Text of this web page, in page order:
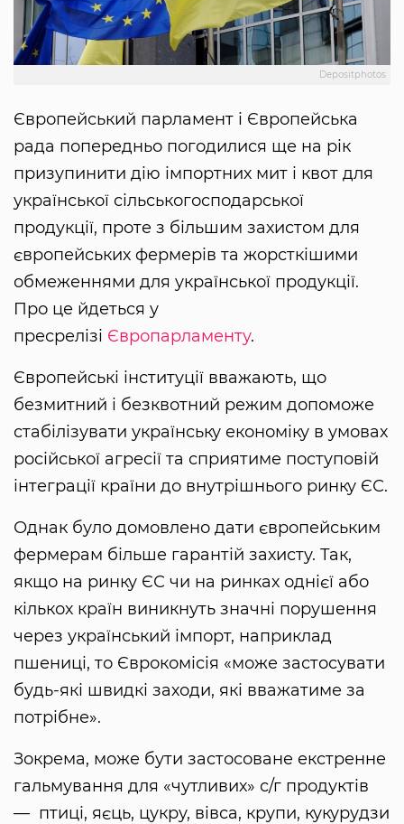
Depositphotos
Європейський парламент і Європейська
рада попередньо погодилися ще на рік
призупинити дію імпортних мит і квот для
української сільськогосподарської
продукції, проте з більшим захистом для
європейських фермерів та жорсткішими
обмеженнями для української продукції.
Про це йдеться у
пресрелізі Європарламенту.
Європейські інституції вважають, що
безмитний і безквотний режим допоможе
стабілізувати українську економіку в умовах
російської агресії та сприятиме поступовій
інтеграції країни до внутрішнього ринку ЄС.
Однак було домовлено дати європейським
фермерам більше гарантій захисту. Так,
якщо на ринку ЄС чи на ринках однієї або
кількох країн виникнуть значні порушення
через український імпорт, наприклад
пшениці, то Єврокомісія «може застосувати
будь-які швидкі заходи, які вважатиме за
потрібне».
Зокрема, може бути застосоване екстренне
гальмування для «чутливих» с/г продуктів
— птиці, яєць, цукру, вівса, крупи, кукурудзи